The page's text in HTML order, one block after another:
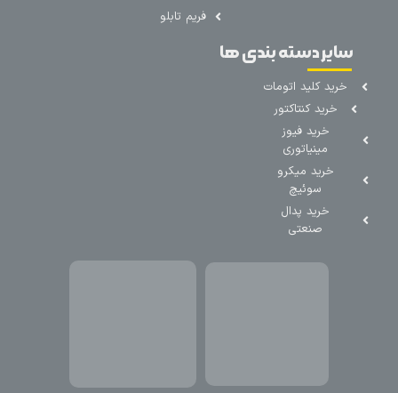
فریم تابلو
سایر دسته بندی ها
خرید کلید اتومات
خرید کنتاکتور
خرید فیوز
مینیاتوری
خرید میکرو
سوئیچ
خرید پدال
صنعتی